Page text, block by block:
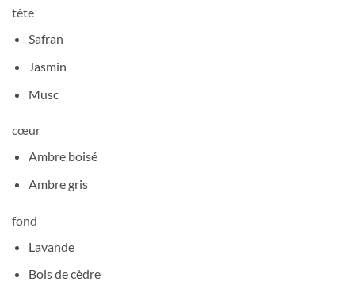
tête
Safran
Jasmin
Musc
cœur
Ambre boisé
Ambre gris
fond
Lavande
Bois de cèdre